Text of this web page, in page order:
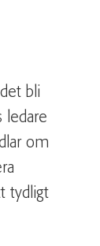
bli
ledare
om
tydligt